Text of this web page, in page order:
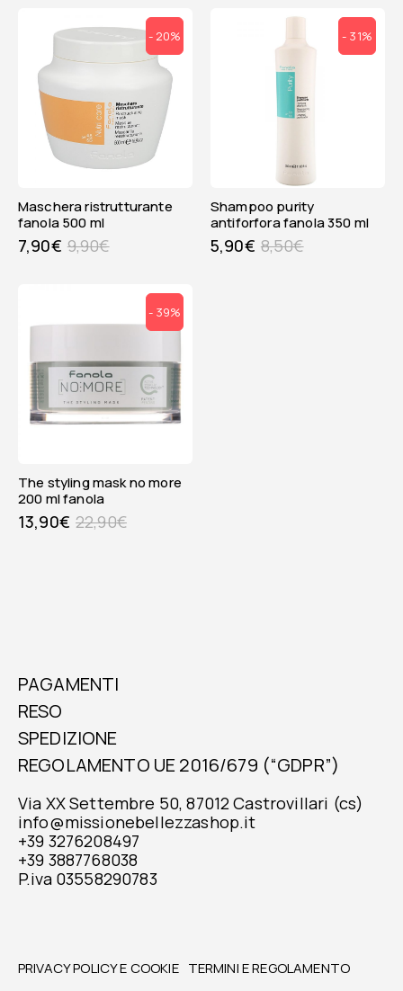
- 20%
maschera ristrutturante
fanola 500 ml
9,90€
7,90€
- 31%
shampoo purity
antiforfora fanola 350 ml
8,50€
5,90€
- 39%
the styling mask no more
200 ml fanola
22,90€
13,90€
PAGAMENTI
RESO
SPEDIZIONE
REGOLAMENTO UE 2016/679 (“GDPR”)
Via XX Settembre 50, 87012 Castrovillari (cs)
info@missionebellezzashop.it
+39 3276208497
+39 3887768038
P.iva 03558290783
PRIVACY POLICY E COOKIE TERMINI E REGOLAMENTO